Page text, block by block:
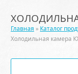
Главная » Каталог
Холодильная камера